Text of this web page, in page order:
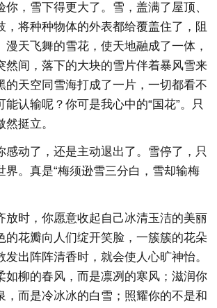
你，雪下得更大了。雪，盖满了屋顶、
，将种种物体的外表都给覆盖住了，阻
漫天飞舞的雪花，使天地融成了一体，
然间，落下的大块的雪片伴着暴风雪来
的天空同雪海打成了一片，一切都看不
能认输呢？你可是我心中的“国花”。只
挺立。
感动了，还是主动退出了。雪停了，只
界。真是“梅须逊雪三分白，雪却输梅
放时，你愿意收起自己冰清玉洁的美丽
的花瓣向人们绽开笑脸，一簇簇的花朵
出阵阵清香时，就会使人心旷神怡。
如柳的春风，而是凛冽的寒风；滋润你
，而是冷冰冰的白雪；照耀你的不是和